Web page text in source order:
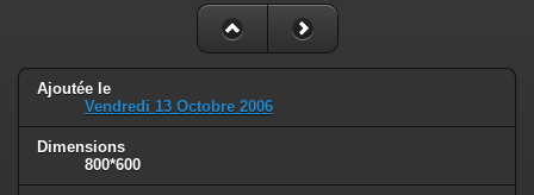
Ajoutée le
Vendredi 13 Octobre 2006
Dimensions
800*600